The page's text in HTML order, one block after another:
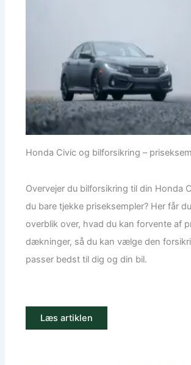
Honda Civic og bilforsikring –
Overvejer du bilforsikring til din Honda
du bare tjekke priseksempler? Her får
overblik over, hvad du kan forvente af
dækninger, så du kan vælge den
passer bedst til dig og din bil.
Læs artiklen